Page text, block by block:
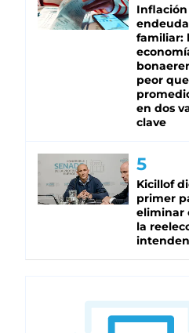
Inflación
familiar:
peor
en dos
clave
Kicillof
primer
eliminar
la